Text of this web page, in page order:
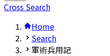
Cross Search
Home
Search
軍術兵用記